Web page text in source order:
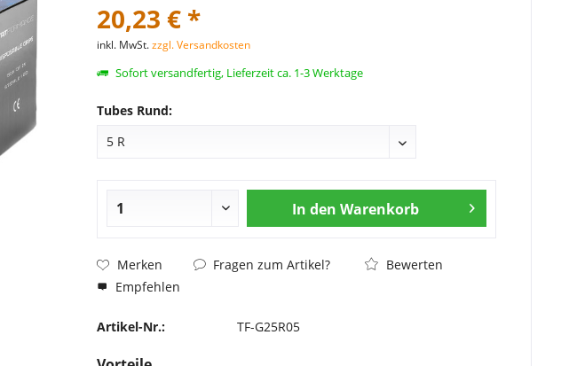
20,23 € *
inkl. MwSt.zzgl. Versandkosten
Sofort versandfertig, Lieferzeit ca. 1-3 Werktage
Tubes Rund:
In den Warenkorb
Merken Fragen zum Artikel?
Bewerten
Empfehlen
Artikel-Nr.: TF-G25R05